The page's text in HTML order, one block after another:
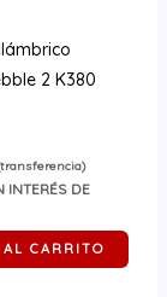
2 K380
INTERÉS DE
CARRITO